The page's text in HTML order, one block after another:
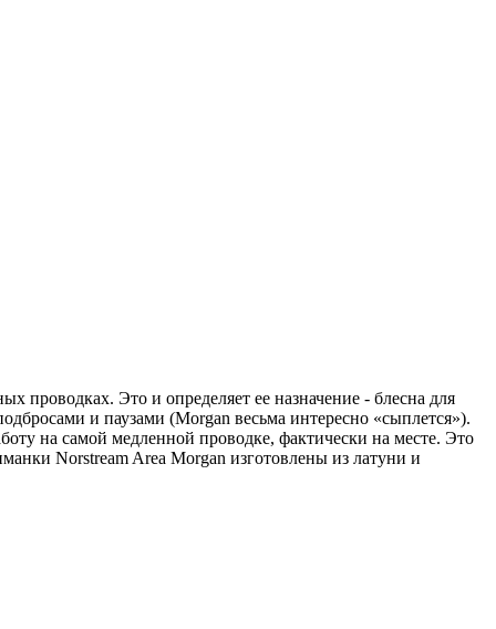
проводках. Это и определяет ее назначение - блесна для
и паузами (Morgan весьма интересно «сыплется»).
на самой медленной проводке, фактически на месте. Это
Norstream Area Morgan изготовлены из латуни и